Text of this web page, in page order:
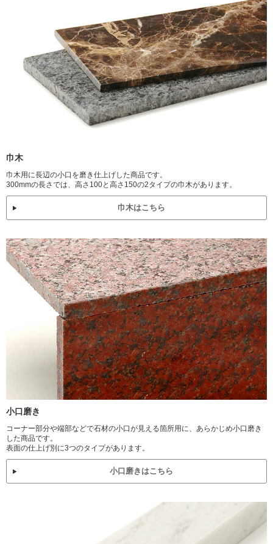
巾木
巾木用に長辺の小口を磨き仕上げした商品です。
300mmの長さでは、高さ100と高さ150の2タイプの巾木があります。
巾木はこちら
小口磨き
コーナー部分や端部などで石材の小口が見える箇所用に、あらかじめ小口磨き
した商品です。
表面の仕上げ別に3つのタイプがあります。
小口磨きはこちら